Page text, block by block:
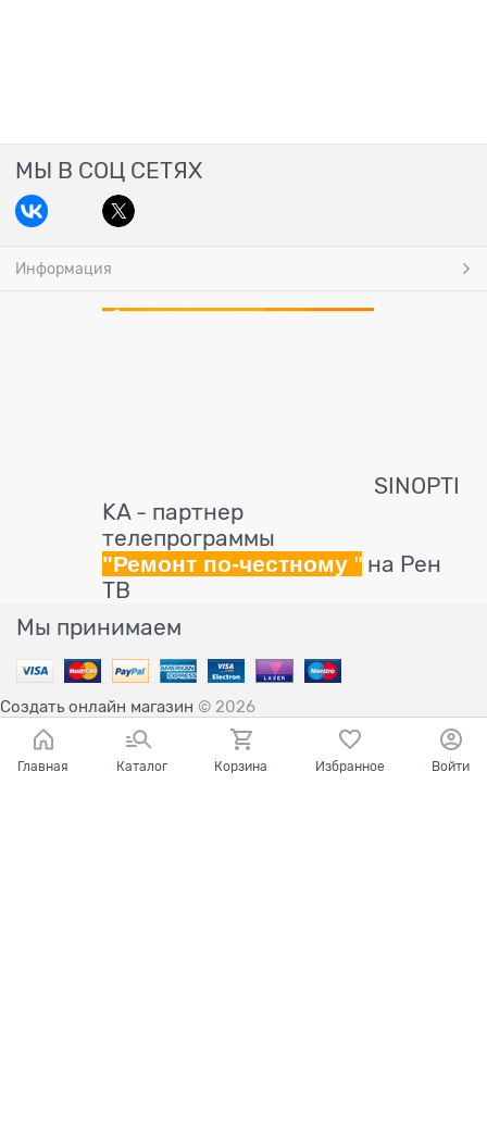
МЫ В СОЦ СЕТЯХ
Информация
SINOPTI
KA - партнер
телепрограммы
"Ремонт по-честному " на Рен
ТВ
Мы принимаем
Создать онлайн магазин © 2026
Главная Каталог Корзина Избранное Войти